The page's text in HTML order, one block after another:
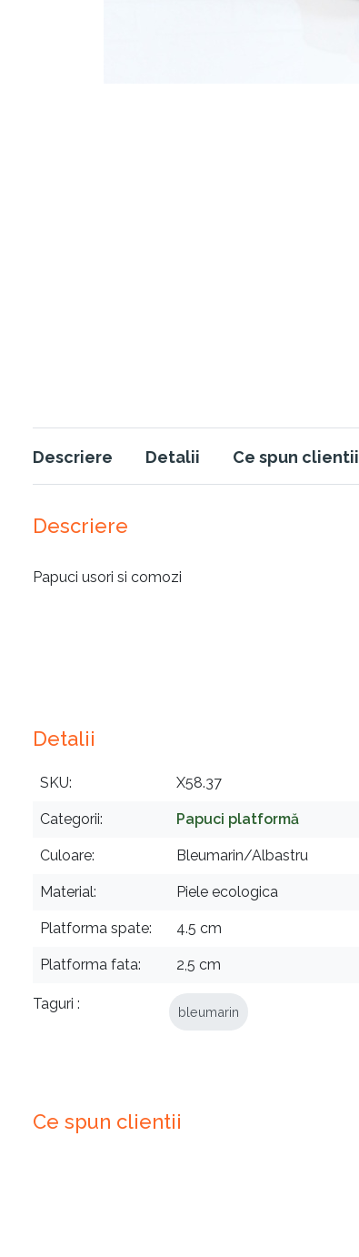
Descriere Detalii Ce spun clientii
Descriere
Papuci usori si comozi
Detalii
SKU X58.37
Categorii Papuci platformă
Culoare Bleumarin/Albastru
Material Piele ecologica
Platforma spate 4.5 cm
Platforma fata 2,5 cm
Taguri bleumarin
Ce spun clientii